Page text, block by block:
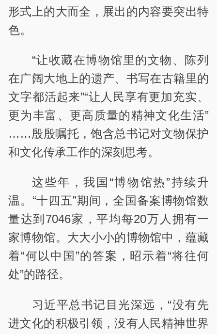
形式上的大而全，展出的内容要突出特
色。
“让收藏在博物馆里的文物、陈列
在广阔大地上的遗产、书写在古籍里的
文字都活起来”“让人民享有更加充实、
更为丰富、更高质量的精神文化生活”
……殷殷嘱托，饱含总书记对文物保护
和文化传承工作的深刻思考。
这些年，我国“博物馆热”持续升
温。“十四五”期间，全国备案博物馆数
量达到7046家，平均每20万人拥有一
家博物馆。大大小小的博物馆中，蕴藏
着“何以中国”的答案，昭示着“将往何
处”的路径。
习近平总书记目光深远，“没有先
进文化的积极引领，没有人民精神世界